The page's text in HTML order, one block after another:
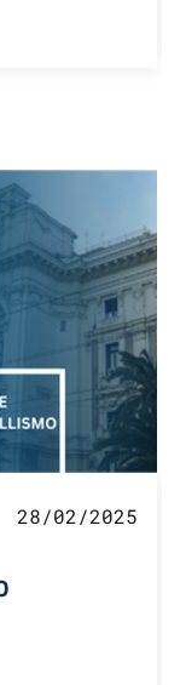
28/02/2025